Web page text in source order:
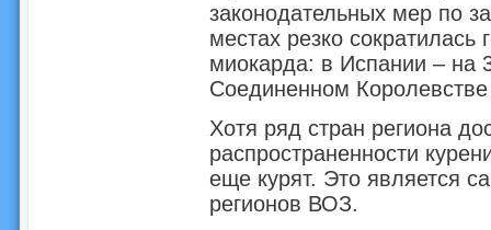
законодательных мер по
местах резко сократилась
миокарда: в Испании – на
Соединенном
Хотя ряд стран региона
распространенности
еще курят. Это является
регионов ВОЗ.